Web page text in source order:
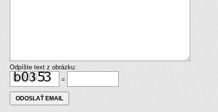
Odpíšte text z obrázku:
=